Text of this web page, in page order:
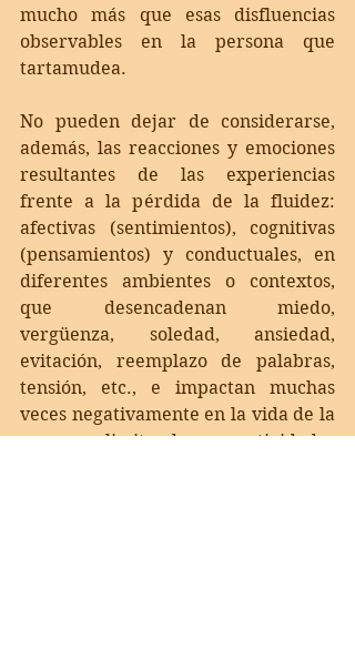
mucho más que esas disfluencias
observables en la persona que
tartamudea.
No pueden dejar de considerarse,
además, las reacciones y emociones
resultantes de las experiencias
frente a la pérdida de la fluidez:
afectivas (sentimientos), cognitivas
(pensamientos) y conductuales, en
diferentes ambientes o contextos,
que desencadenan miedo,
vergüenza, soledad, ansiedad,
evitación, reemplazo de palabras,
tensión, etc., e impactan muchas
veces negativamente en la vida de la
persona, limitando sus actividades